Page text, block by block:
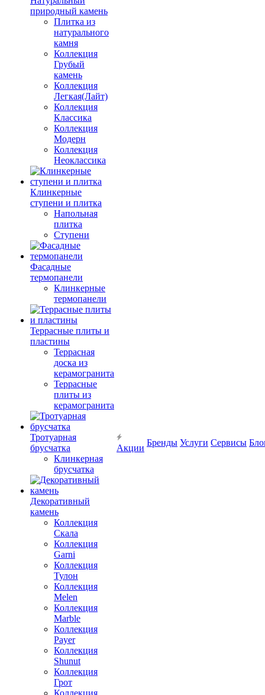
природный камень
Плитка из
натурального
камня
Коллекция
Грубый
камень
Коллекция
Легкая(Лайт)
Коллекция
Классика
Коллекция
Модерн
Коллекция
Неоклассика
Клинкерные
ступени и плитка
Напольная
плитка
Ступени
Фасадные
термопанели
Клинкерные
термопанели
Террасные плиты и
пластины
Террасная
доска из
керамогранита
Террасные
плиты из
керамогранита
Тротуарная
брусчатка
Клинкерная
брусчатка
Декоративный
камень
Коллекция
Скала
Коллекция
Garni
Коллекция
Тулон
Коллекция
Melen
Коллекция
Marble
Коллекция
Payer
Коллекция
Shunut
Коллекция
Грот
Акции
Бренды Услуги Сервисы